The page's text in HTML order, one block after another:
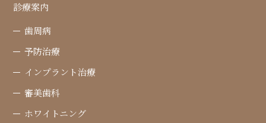
診療案内
歯周病
予防治療
インプラント治療
審美歯科
ホワイトニング